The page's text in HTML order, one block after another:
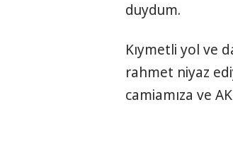
duydum.
Kıymetli yol ve
rahmet niyaz
camiamıza ve